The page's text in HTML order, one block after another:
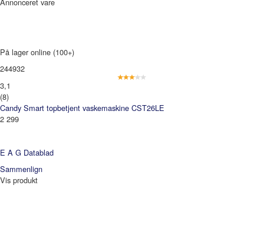
På lager online (100+)
244932
3,1
(8)
Candy Smart topbetjent vaskemaskine CST26LE
2 299
E A G Datablad
Sammenlign
Vis produkt